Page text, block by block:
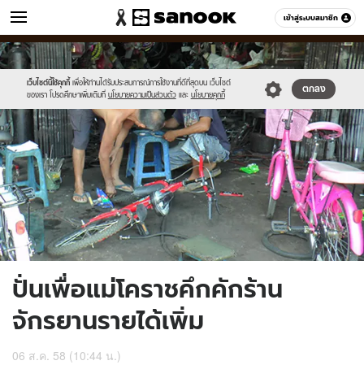
เข้าสู่ระบบสมาชิก
ข่าว หมวดอื่นๆ
เว็บไซต์นี้ใช้คุกกี้ เพื่อให้ท่านได้รับประสบการณ์การใช้งานที่ดีที่สุดบน เว็บไซต์
ของเรา โปรดศึกษาเพิ่มเติมที่ นโยบายความเป็นส่วนตัว และ นโยบายคุกกี้
ตกลง
Sanook
//s.isanook.com/sr/0/images/logo-
new-
sanook.png
600
60
//s.isanook.com/ns/0/ud/368/1842886/637133-
01.jpg
ปั่นเพื่อแม่โคราชคึกคักร้าน
จักรยานรายได้เพิ่ม
06 ส.ค. 58 (10:44 น.)